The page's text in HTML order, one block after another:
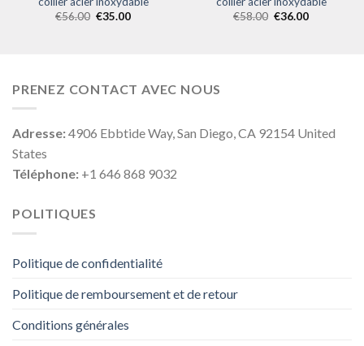
€56.00 €35.00
€58.00 €36.00
PRENEZ CONTACT AVEC NOUS
Adresse:4906 Ebbtide Way, San Diego, CA 92154 United
States
Téléphone: +1 646 868 9032
POLITIQUES
Politique de confidentialité
Politique de remboursement et de retour
Conditions générales